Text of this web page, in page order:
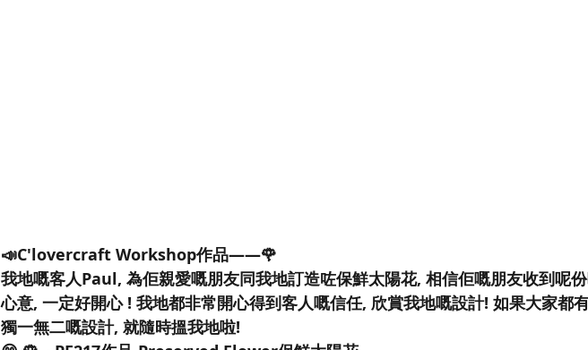
📣C'lovercraft Workshop作品——🌹
我地嘅客人Paul, 為佢親愛嘅朋友同我地訂造咗保鮮太陽花, 相信佢嘅朋友收到呢
心意, 一定好開心 ! 我地都非常開心得到客人嘅信任, 欣賞我地嘅設計! 如果大家都
獨一無二嘅設計, 就隨時搵我地啦!